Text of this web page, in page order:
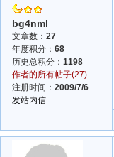
bg4nml
文章数： 27
年度积分： 68
历史总积分： 1198
作者的所有帖子(27)
注册时间： 2009/7/6
发站内信